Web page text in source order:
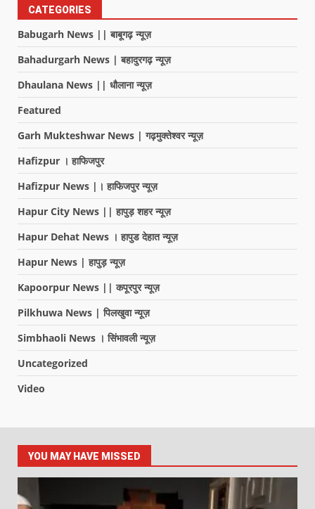
CATEGORIES
Babugarh News || बाबूगढ़ न्यूज़
Bahadurgarh News | बहादुरगढ़ न्यूज़
Dhaulana News || धौलाना न्यूज़
Featured
Garh Mukteshwar News | गढ़मुक्तेश्वर न्यूज़
Hafizpur । हाफिजपुर
Hafizpur News |। हाफिजपुर न्यूज़
Hapur City News || हापुड़ शहर न्यूज़
Hapur Dehat News । हापुड देहात न्यूज़
Hapur News | हापुड़ न्यूज़
Kapoorpur News || कपूरपुर न्यूज़
Pilkhuwa News | पिलखुवा न्यूज़
Simbhaoli News । सिंभावली न्यूज़
Uncategorized
Video
YOU MAY HAVE MISSED